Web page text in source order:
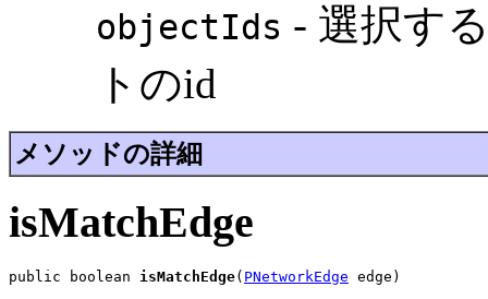
objectIds - 選択す
トのid
メソッドの詳細
isMatchEdge
public boolean isMatchEdge( PNetworkEdge edge)